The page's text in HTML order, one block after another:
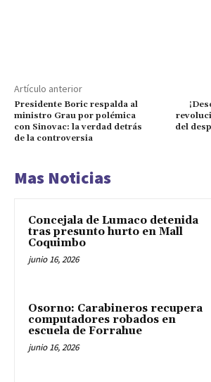
Artículo anterior
Presidente Boric respalda al
ministro Grau por polémica
con Sinovac: la verdad detrás
de la controversia
del
Mas Noticias
Concejala de Lumaco detenida
tras presunto hurto en Mall
Coquimbo
junio 16, 2026
Osorno: Carabineros recupera
computadores robados en
escuela de Forrahue
junio 16, 2026